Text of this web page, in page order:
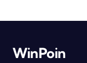
WinPoin